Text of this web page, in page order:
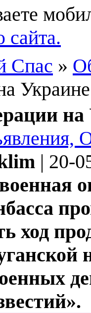
Спас »
| 20-
ход